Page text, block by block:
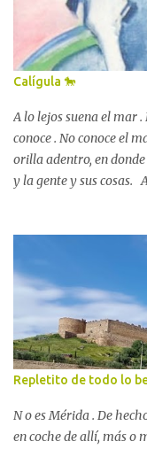
entre tus dedos, que
amazon.com/author/
Calígula 🐎
A lo lejos suena el mar
conoce . No conoce el
orilla adentro, en
y la gente y sus cosas.
vez que aparta la
Y cuando no es su
todas partes, que
rozándolo, casi
aquello de que su amo
blancas trenzadas y la
una mosca. Tiene
también, sentado en la
Repletito de todo lo
N o es Mérida . De
en coche de allí, más